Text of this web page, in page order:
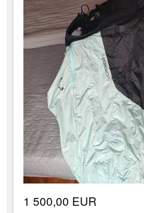
1 500,00 EUR